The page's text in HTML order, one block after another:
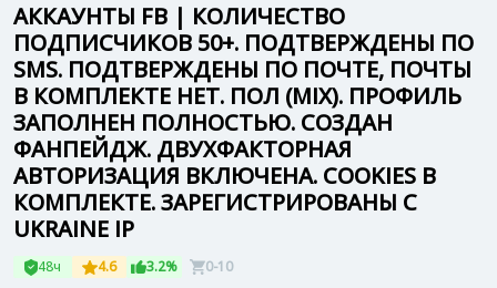
АККАУНТЫ FB | КОЛИЧЕСТВО
ПОДПИСЧИКОВ 50+. ПОДТВЕРЖДЕНЫ ПО
SMS. ПОДТВЕРЖДЕНЫ ПО ПОЧТЕ, ПОЧТЫ
В КОМПЛЕКТЕ НЕТ. ПОЛ (MIX). ПРОФИЛЬ
ЗАПОЛНЕН ПОЛНОСТЬЮ. СОЗДАН
ФАНПЕЙДЖ. ДВУХФАКТОРНАЯ
АВТОРИЗАЦИЯ ВКЛЮЧЕНА. COOKIES В
КОМПЛЕКТЕ. ЗАРЕГИСТРИРОВАНЫ С
UKRAINE IP
48ч 4.6 3.2% 0-10